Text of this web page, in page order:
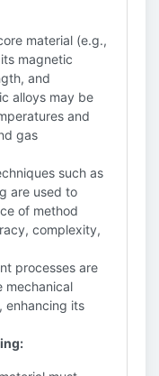
material (e.g.,
magnetic
and
alloys may be
and
gas
such as
are used to
of method
complexity,
processes are
mechanical
enhancing its